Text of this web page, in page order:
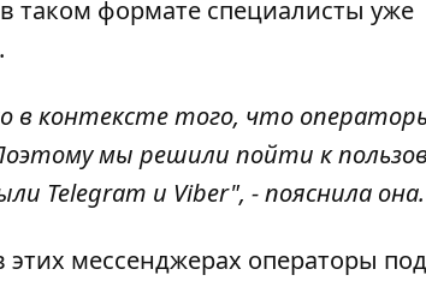
таком формате специалисты уже
в контексте того, что
мы решили пойти к
Telegram и Viber", - пояснила она.
мессенджерах операторы